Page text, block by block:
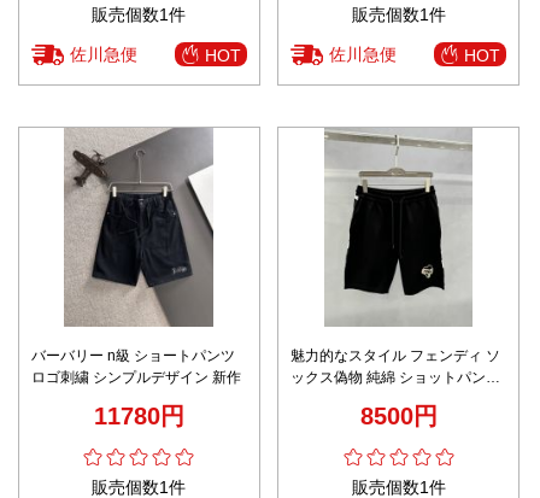
販売個数1件
佐川急便 HOT
販売個数1件
佐川急便 HOT
バーバリー n級 ショートパンツ
ロゴ刺繍 シンプルデザイン 新作
11780円
販売個数1件
魅力的なスタイル フェンディ ソ
ックス偽物 純綿 ショットパンツ
8500円
販売個数1件